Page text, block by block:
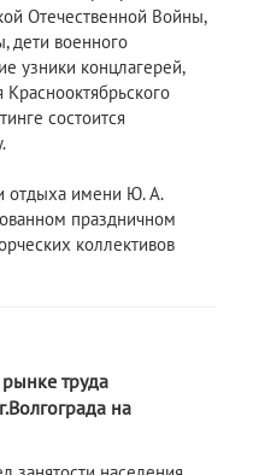
Отечественной Войны,
дети военного
узники концлагерей,
состоится
отдыха имени Ю. А.
праздничном
коллективов
труда
на